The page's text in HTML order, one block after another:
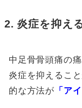
2. 炎症を抑え
中足骨骨頭痛の
炎症を抑えるこ
的な方法が 「ア